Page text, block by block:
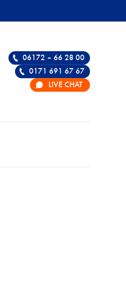
06172 – 66 28 00
0171 691 67 67
LIVE CHAT